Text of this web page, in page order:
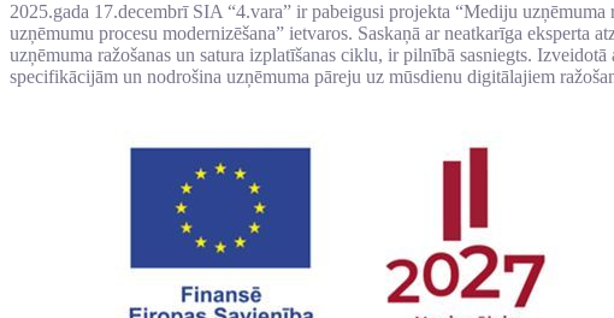
2025.gada 17.decembrī SIA “4.vara” ir pabeigusi projekta “Mediju
uzņēmumu procesu modernizēšana” ietvaros. Saskaņā ar neatkarīga eksperta
uzņēmuma ražošanas un satura izplatīšanas ciklu, ir pilnībā sasniegts.
specifikācijām un nodrošina uzņēmuma pāreju uz mūsdienu digitālajiem